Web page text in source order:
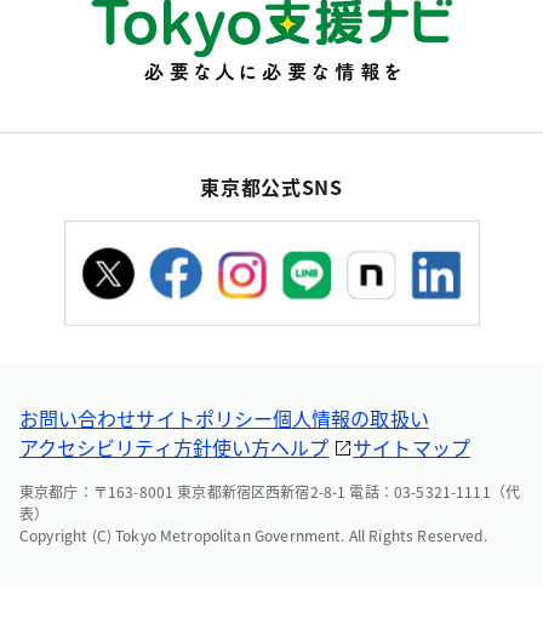
東京都公式SNS
お問い合わせサイトポリシー個人情報の取扱い
アクセシビリティ方針使い方ヘルプ サイトマップ
東京都庁：〒163-8001 東京都新宿区西新宿2-8-1 電話：03-5321-1111（代
表）
Copyright (C) Tokyo Metropolitan Government. All Rights Reserved.